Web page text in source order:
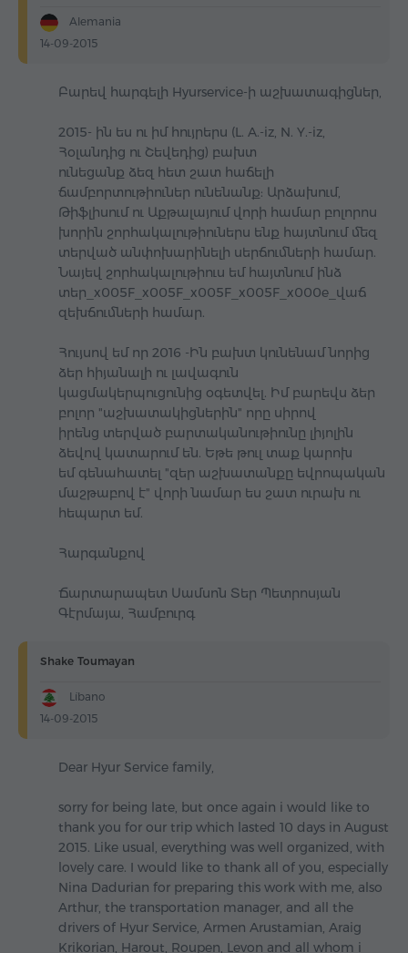
Alemania
14-09-2015
Բարեվ հարգելի Hyurservice-ի աշխատագիցներ,
2015- ին ես ու իմ հույրերս (L. A.-iz, N. Y.-iz,
Հօլանդից ու Շեվեդից) բախտ
ունեցանք ձեզ հետ շատ հաճելի
ճամբորտութիուներ ունենանք: Արձախում,
Թիֆլիսում ու Աքթալայում վորի համար բոլորոս
խորին շորհակալութիուներս ենք հայտնում մեզ
տերված անփոխարինելի սերճումների համար.
Նայեվ շորհակալութիուս եմ հայտնում ինձ
տեր_x005F_x005F_x005F_x005F_x000e_վաճ
զեխճումների համար.
Հույսով եմ որ 2016 -Ին բախտ կունենամ նորից
ձեր հիյանալի ու լավագուն
կացմակերպուցունից օգետվել. Իմ բարեվս ձեր
բոլոր "աշխատակիցներին" որը սիրով
իրենց տերված բարտականութիունը լիյոլին
ձեվով կատարում են. Եթե թուլ տաք կարոխ
եմ գենահատել "զեր աշխատանքը եվրոպական
մաշթաբով է" վորի նամար ես շատ ուրախ ու
հեպարտ եմ.
Հարգանքով
Ճարտարապետ Սամսոն Տեր Պետրոսյան
Գէրմայա, Համբուրգ
Shake Toumayan
Líbano
14-09-2015
Dear Hyur Service family,
sorry for being late, but once again i would like to
thank you for our trip which lasted 10 days in August
2015. Like usual, everything was well organized, with
lovely care. I would like to thank all of you, especially
Nina Dadurian for preparing this work with me, also
Arthur, the transportation manager, and all the
drivers of Hyur Service, Armen Arustamian, Araig
Krikorian, Harout, Roupen, Levon and all whom i